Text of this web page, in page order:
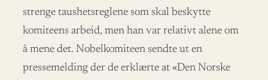
strenge taushetsreglene som skal beskytte
komiteens arbeid, men han var relativt alene om
å mene det. Nobelkomiteen sendte ut en
pressemelding der de erklærte at «Den Norske